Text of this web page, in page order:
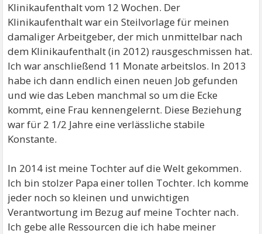
Klinikaufenthalt vom 12 Wochen. Der
Klinikaufenthalt war ein Steilvorlage für meinen
damaliger Arbeitgeber, der mich unmittelbar nach
dem Klinikaufenthalt (in 2012) rausgeschmissen hat.
Ich war anschließend 11 Monate arbeitslos. In 2013
habe ich dann endlich einen neuen Job gefunden
und wie das Leben manchmal so um die Ecke
kommt, eine Frau kennengelernt. Diese Beziehung
war für 2 1/2 Jahre eine verlässliche stabile
Konstante.
In 2014 ist meine Tochter auf die Welt gekommen.
Ich bin stolzer Papa einer tollen Tochter. Ich komme
jeder noch so kleinen und unwichtigen
Verantwortung im Bezug auf meine Tochter nach.
Ich gebe alle Ressourcen die ich habe meiner